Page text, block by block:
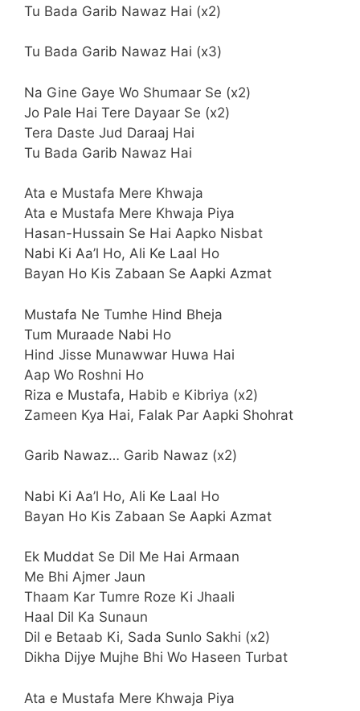
Tu Bada Garib Nawaz Hai (x2)
Tu Bada Garib Nawaz Hai (x3)
Na Gine Gaye Wo Shumaar Se (x2)
Jo Pale Hai Tere Dayaar Se (x2)
Tera Daste Jud Daraaj Hai
Tu Bada Garib Nawaz Hai
Ata e Mustafa Mere Khwaja
Ata e Mustafa Mere Khwaja Piya
Hasan-Hussain Se Hai Aapko Nisbat
Nabi Ki Aa’l Ho, Ali Ke Laal Ho
Bayan Ho Kis Zabaan Se Aapki Azmat
Mustafa Ne Tumhe Hind Bheja
Tum Muraade Nabi Ho
Hind Jisse Munawwar Huwa Hai
Aap Wo Roshni Ho
Riza e Mustafa, Habib e Kibriya (x2)
Zameen Kya Hai, Falak Par Aapki Shohrat
Garib Nawaz… Garib Nawaz (x2)
Nabi Ki Aa’l Ho, Ali Ke Laal Ho
Bayan Ho Kis Zabaan Se Aapki Azmat
Ek Muddat Se Dil Me Hai Armaan
Me Bhi Ajmer Jaun
Thaam Kar Tumre Roze Ki Jhaali
Haal Dil Ka Sunaun
Dil e Betaab Ki, Sada Sunlo Sakhi (x2)
Dikha Dijye Mujhe Bhi Wo Haseen Turbat
Ata e Mustafa Mere Khwaja Piya